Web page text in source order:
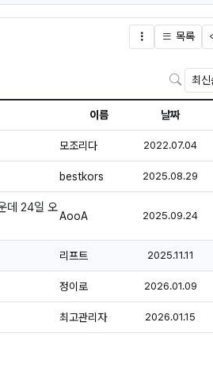
글버튼
목록
검색
이름 날짜
모조리다 2022.07.04등록
bestkors 2025.08.29
데 24일 오
AooA 2025.09.24등
리프트 2025.11.11
정이로 2026.01.09등록
최고관리자 2026.01.15